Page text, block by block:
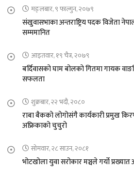
मङ्लबार, ९ फाल्गुन, २०७९
संखुवासभाका अन्तराष्ट्रिय पदक विजेता
सम्ममानित
आइतवार, १९ चैत्र, २०७९
बर्दिवासको घाम बोलको गितमा गायक
सफलता
शुक्रबार, २२ भदौ, २०८०
राबा बैकको लोगोसंगै कार्यकारी प्रमुख
अफ्रिकाको चुचुरो
सोमवार, २८ साउन, २०८१
भोटखोला युवा सरोकार मञ्चले गर्यो